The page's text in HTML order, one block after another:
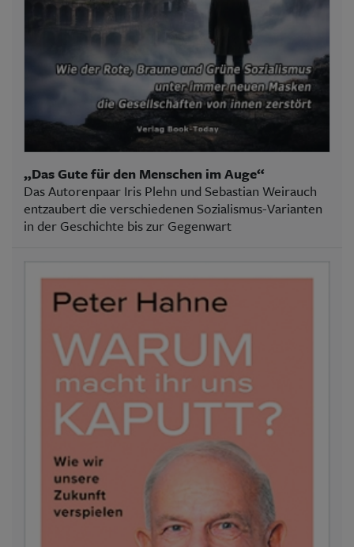
„Das Gute für den Menschen im Auge“
Das Autorenpaar Iris Plehn und Sebastian Weirauch
entzaubert die verschiedenen Sozialismus-Varianten
in der Geschichte bis zur Gegenwart